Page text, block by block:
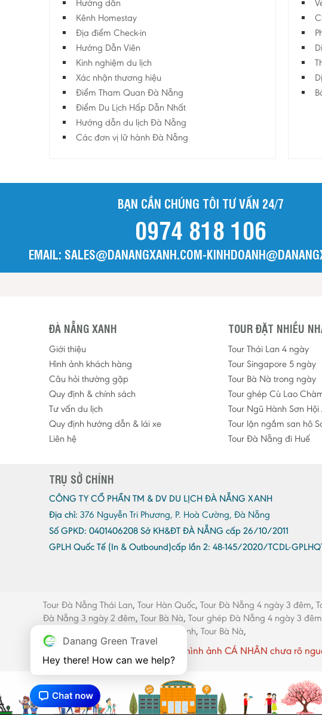
Hướng dẫn
Kênh Homestay
Địa điểm Check-in
Hướng Dẫn Viên
Kinh nghiệm du lịch
Xác nhận thương hiệu
Điểm Tham Quan Đà Nẵng
Điểm Du Lịch Hấp Dẫn Nhất
Hướng dẫn du lịch Đà Nẵng
Các đơn vị lữ hành Đà Nẵng
BẠN CẦN CHÚNG TÔI TƯ VẤN 24/7
0974 818 106
EMAIL: SALES@DANANGXANH.COM-
ĐÀ NẴNG XANH
Giới thiệu
Hình ảnh khách hàng
Câu hỏi thường gặp
Quy định & chính sách
Tư vấn du lịch
Quy định hướng dẫn & lái xe
Liên hệ
TOUR ĐẶT NHIỀU
Tour Thái Lan 4 ngày
Tour Singapore 5 ngày
Tour Bà Nà trong ngày
Tour ghép Cù Lao
Tour Ngũ Hành Sơn Hội
Tour lặn ngắm san hô
Tour Đà Nẵng đi Huế
TRỤ SỞ CHÍNH
CÔNG TY CỔ PHẦN TM & DV DU LỊCH ĐÀ NẴNG XANH
Địa chỉ: 376 Nguyễn Tri Phương, P. Hoà Cường, Đà Nẵng
Số GPKD: 0401406208 Sở KH&ĐT ĐÀ NẴNG cấp 26/10/2011
GPLH Quốc Tế (In & Outbound)cấp lần 2: 48-145/2020/TCDL-
Tour Đà Nẵng Thái Lan, Tour Hàn Quốc, Tour Đà Nẵng 4 ngày 3 đêm,
Đà Nẵng 3 ngày 2 đêm, Tour Bà Nà, Tour ghép Đà Nẵng 4 ngày 3 đêm
Thang máy Quảng Bình, Tour Bà Nà,
Website có sử dụng một số hình ảnh CÁ NHÂN chưa rõ
Danang Green Travel
Hey there! How can we help?